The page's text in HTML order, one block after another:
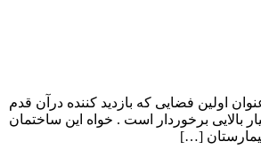
اولین فضایی که بازدید کننده درآن قدم
بالایی برخوردار است . خواه این ساختمان
[…]